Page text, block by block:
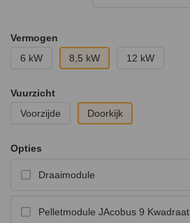
Vermogen
6 kW
8,5 kW 12 kW
Vuurzicht
Voorzijde
Doorkijk
Opties
Draaimodule
Pelletmodule JAcobus 9 Kwadraat